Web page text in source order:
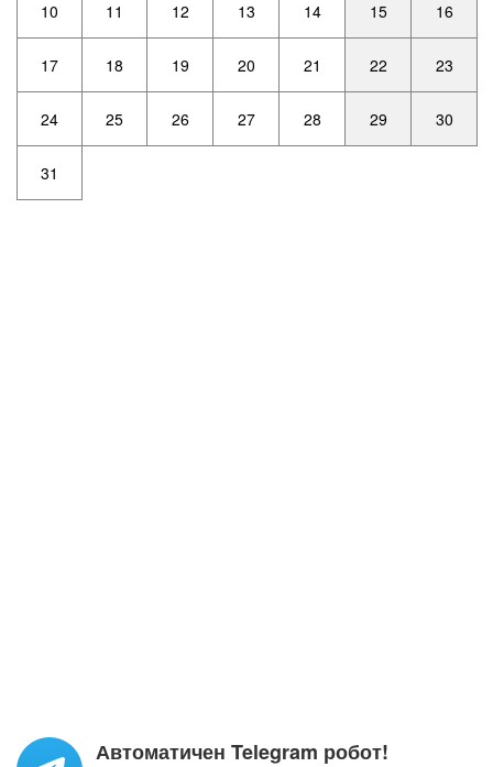
10 11 12 13 14 15 16
17 18 19 20 21 22 23
24 25 26 27 28 29 30
31
Автоматичен Telegram робот!